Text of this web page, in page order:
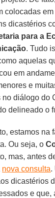
colocadas
dicastérios
para a
. Tudo
aquelas
em
e
no diálogo do
delineado o
estamos na
Ou seja, o
mas, antes
nova consulta.
dicastérios
e que,